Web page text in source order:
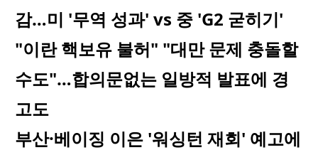
감…미 '무역 성과' vs 중 'G2 굳히기'
"이란 핵보유 불허" "대만 문제 충돌할
수도"…합의문없는 일방적 발표에 경
고도
부산·베이징 이은 '워싱턴 재회' 예고에